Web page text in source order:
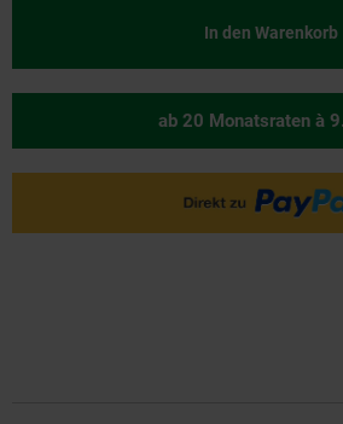
In den Warenkorb
ab 20 Monatsraten à